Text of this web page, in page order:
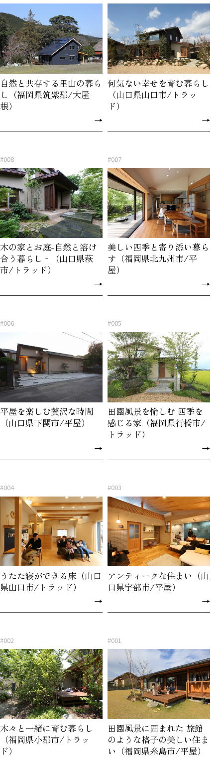
自然と共存する里山の暮ら
し（福岡県筑紫郡/大屋
根）
→
何気ない幸せを育む暮らし
（山口県山口市/トラッ
ド）
→
#008
木の家とお庭-自然と溶け
合う暮らし‐（山口県萩
市/トラッド）
→
#007
美しい四季と寄り添い暮ら
す（福岡県北九州市/平
屋）
→
#006
平屋を楽しむ贅沢な時間
（山口県下関市/平屋）
→
#005
田園風景を愉しむ 四季を
感じる家（福岡県行橋市/
トラッド）
→
#004
うたた寝ができる床（山口
県山口市/トラッド）
→
#003
アンティークな住まい（山
口県宇部市/平屋）
→
#002
木々と一緒に育む暮らし
（福岡県小郡市/トラッ
ド）
#001
田園風景に囲まれた 旅館
のような格子の美しい住ま
い（福岡県糸島市/平屋）